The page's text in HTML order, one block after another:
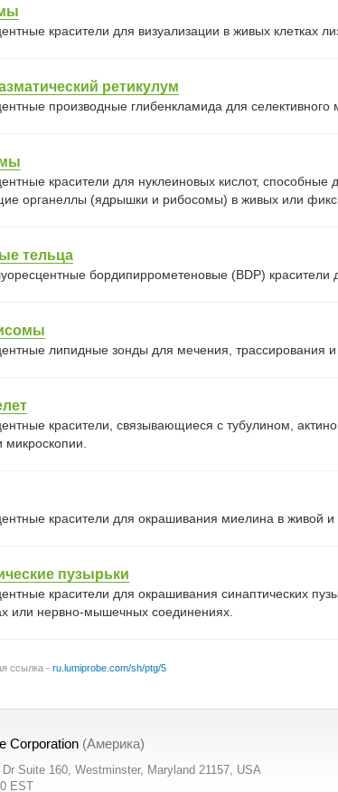
красители для визуализации в живых клетках
ретикулум
производные глибенкламида для селективного
красители для нуклеиновых кислот,
органеллы (ядрышки и рибосомы) в живых или
тельца
бордипиррометеновые (BDP) красители
липидные зонды для мечения, трассирования и
красители, связывающиеся с тубулином,
красители для окрашивания миелина в живой и
пузырьки
красители для окрашивания синаптических
или нервно-мышечных соединениях.
ссылка - ru.lumiprobe.com/sh/ptg/5
Corporation (Америка)
Dr Suite 160, Westminster, Maryland 21157, USA
EST